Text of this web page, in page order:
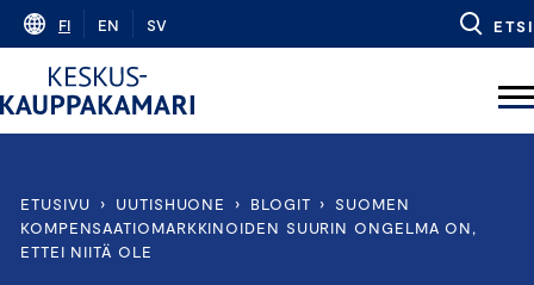
Skip
content
FI EN SV ETSI
ETUSIVU › UUTISHUONE › BLOGIT ›
SUOMEN
KOMPENSAATIOMARKKINOIDEN SUURIN ONGELMA ON,
ETTEI NIITÄ OLE